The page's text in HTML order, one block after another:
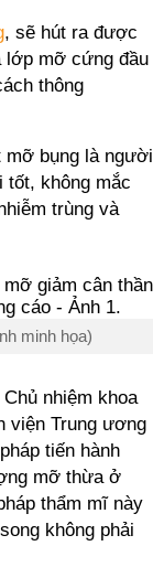
, sẽ hút ra được
lớp mỡ cứng đầu
thông
bụng là người
tốt, không mắc
trùng và
minh họa)
nhiệm khoa
viện Trung ương
tiến hành
mỡ thừa ở
thẩm mĩ này
không phải